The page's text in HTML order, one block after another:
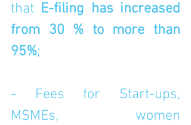
that E-filing has increased
from 30 % to more than
95%;
- Fees for Start-ups,
MSMEs, women